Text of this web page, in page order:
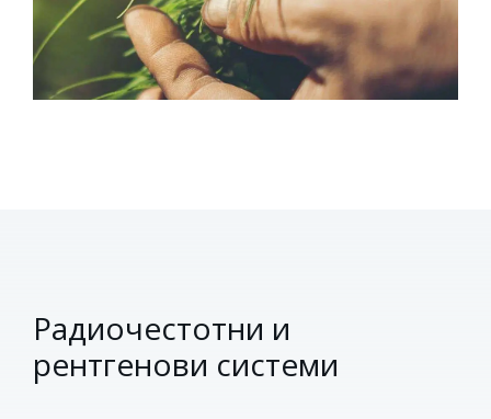
Радиочестотни и
рентгенови системи